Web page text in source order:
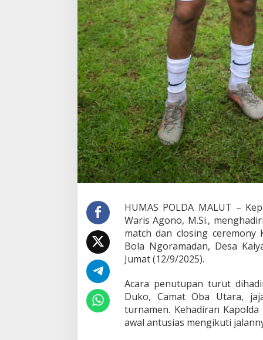
2
0
HUMAS POLDA MALUT –
Waris Agono, M.Si.,
match dan closing ceremony
Bola Ngoramadan, Desa
Jumat (12/9/2025).
Acara penutupan turut
Duko, Camat Oba Utara,
turnamen. Kehadiran
awal antusias mengikuti